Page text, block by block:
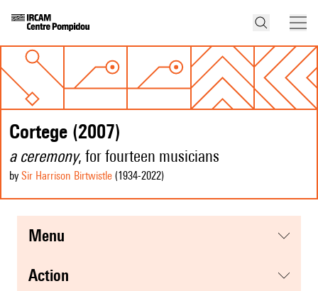
Cortege (2007)
a ceremony, for fourteen musicians
by Sir Harrison Birtwistle (1934-2022)
menu
action